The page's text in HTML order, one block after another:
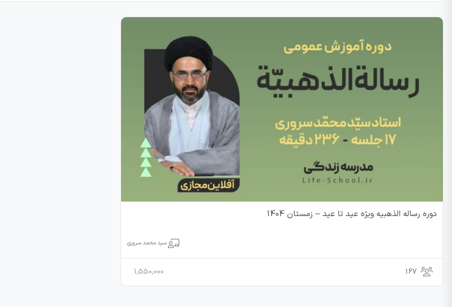
دوره رساله الذهبیه ویژه عید تا عید – زمستان 1404
سید محمد سروری
167
1,550,000